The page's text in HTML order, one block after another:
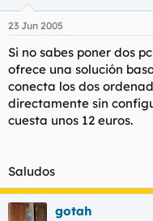
23 Jun 2005
Si no sabes poner dos
ofrece una solución
conecta los dos
directamente sin
cuesta unos 12 euros.
Saludos
gotah